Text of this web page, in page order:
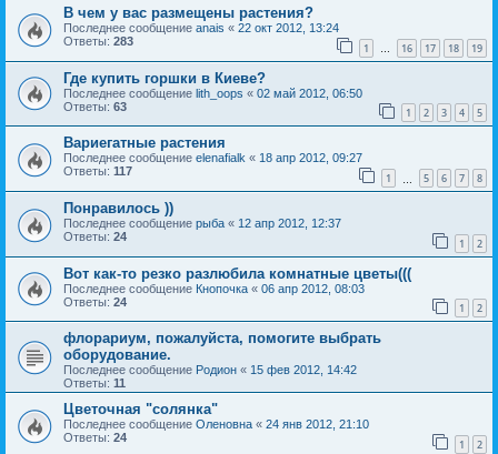
В чем у вас размещены растения?
Последнее сообщение anais « 22 окт 2012, 13:24
Ответы: 283 1 … 16 17 18 19
Где купить горшки в Киеве?
Последнее сообщение lith_oops « 02 май 2012, 06:50
Ответы: 63 1 2 3 4 5
Вариегатные растения
Последнее сообщение elenafialk « 18 апр 2012, 09:27
Ответы: 117 1 5 6 7 8
Понравилось ))
Последнее сообщение рыба « 12 апр 2012, 12:37
Ответы: 24 1 2
Вот как-то резко разлюбила комнатные цветы(((
Последнее сообщение Кнопочка « 06 апр 2012, 08:03
Ответы: 24 1 2
флорариум, пожалуйста, помогите выбрать
оборудование.
Последнее сообщение Родион « 15 фев 2012, 14:42
Ответы: 11
Цветочная "солянка"
Последнее сообщение Оленовна « 24 янв 2012, 21:10
Ответы: 24 1 2